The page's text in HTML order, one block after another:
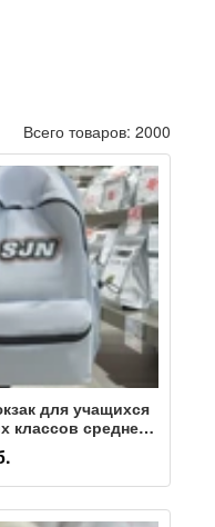
Всего товаров: 2000
для учащихся
классов средней
плечи большой
ученики по